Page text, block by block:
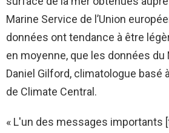
Marine Service de l’Union
données ont tendance à être
en moyenne, que les données du
Daniel Gilford, climatologue basé
de Climate Central.
« L'un des messages importants